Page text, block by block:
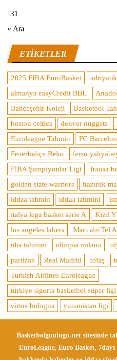
31
« Ara
ETIKETLER
2025 FIBA EuroBasket
almanya easyCredit BBL
Bahçeşehir Koleji
Basketbol
boston celtics
denver nuggets
Euroleague Tahmin
FC
Fenerbahçe Beko
fersu
FIBA Şampiyonlar Ligi
fransa
golden state warriors
hazırlık
iddaa tahmin
iddaa tahmini
italya lega basket serie A
Kızıl
los angeles lakers
Maccabi Tel
nba tahmini
olimpia milano
partizan
Real Madrid tofaş
Turkish Airlines Euroleague
türkiye sigorta basketbol süper ligi
virtus bologna
yunanistan ligi
Basketbolgunlugu.net sitesinde
EuroLeague, Euro Basket,